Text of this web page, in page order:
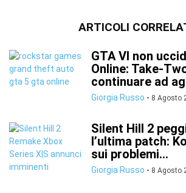
ARTICOLI
GTA VI non
Online: Take-
continuare ad
Giorgia Russo - 8 Agosto
Silent Hill 2
l’ultima patch:
sui problemi...
Giorgia Russo - 8 Agosto